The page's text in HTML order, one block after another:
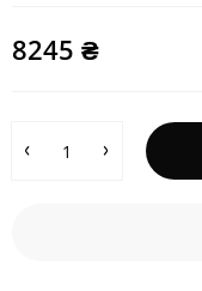
8245 ₴